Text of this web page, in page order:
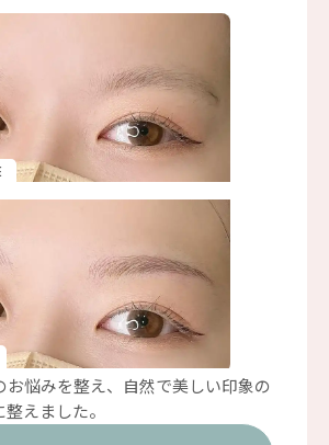
お悩みを整え、自然で美しい印象の
えました。